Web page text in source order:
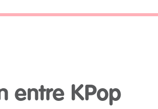
entre KPop